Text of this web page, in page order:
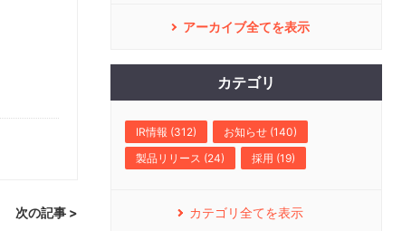
次の記事 >
アーカイブ全てを表示
カテゴリ
IR情報 (312)
お知らせ (140)
製品リリース (24)
採用 (19)
カテゴリ全てを表示